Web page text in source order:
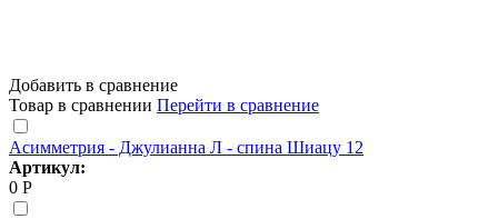
Добавить в сравнение
Товар в сравнении Перейти в сравнение
Асимметрия - Джулианна Л - спина Шиацу 12
Артикул:
0 Р